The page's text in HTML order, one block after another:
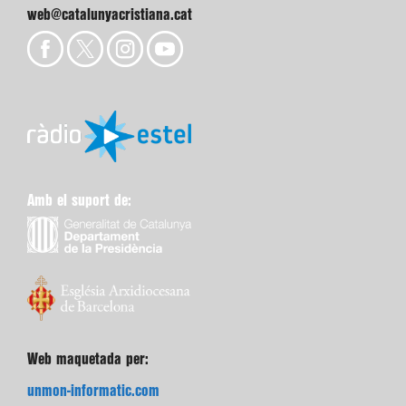
web@catalunyacristiana.cat
Amb el suport de:
Web maquetada per:
unmon-informatic.com